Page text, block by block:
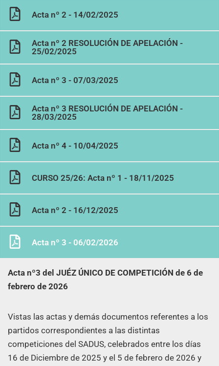
Acta nº 2 - 14/02/2025
Acta nº 2 RESOLUCIÓN DE APELACIÓN -
25/02/2025
Acta nº 3 - 07/03/2025
Acta nº 3 RESOLUCIÓN DE APELACIÓN -
28/03/2025
Acta nº 4 - 10/04/2025
CURSO 25/26: Acta nº 1 - 18/11/2025
Acta nº 2 - 16/12/2025
Acta nº 3 - 06/02/2026
Acta nº3 del JUÉZ ÚNICO DE COMPETICIÓN de 6 de
febrero de 2026
Vistas las actas y demás documentos referentes a los
partidos correspondientes a las distintas
competiciones del SADUS, celebrados entre los días
16 de Diciembre de 2025 y el 5 de febrero de 2026 y